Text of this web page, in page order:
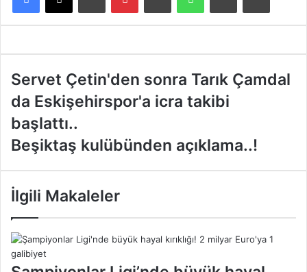
S
r
v
e
t
t
i
n
'
e
Servet Çetin'den sonra Tarık Çamdal
da Eskişehirspor'a icra takibi
başlattı..
B
ş
i
ş
k
Beşiktaş kulübünden açıklama..!
İlgili Makaleler